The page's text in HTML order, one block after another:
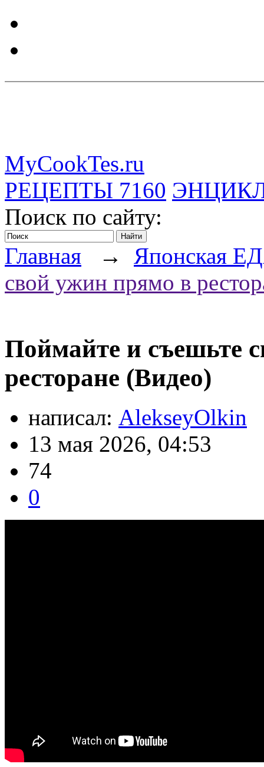
MyCookTes.ru
РЕЦЕПТЫ 7160
Поиск по сайту:
Главная → Японская
свой ужин прямо в
Поймайте и съешьте
ресторане (Видео)
написал: AlekseyOlkin
13 мая 2026, 04:53
74
0